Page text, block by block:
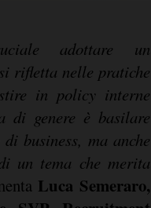
adottare un
rifletta nelle pratiche
in policy interne
di genere è basilare
business, ma anche
un tema che merita
Luca Semeraro,